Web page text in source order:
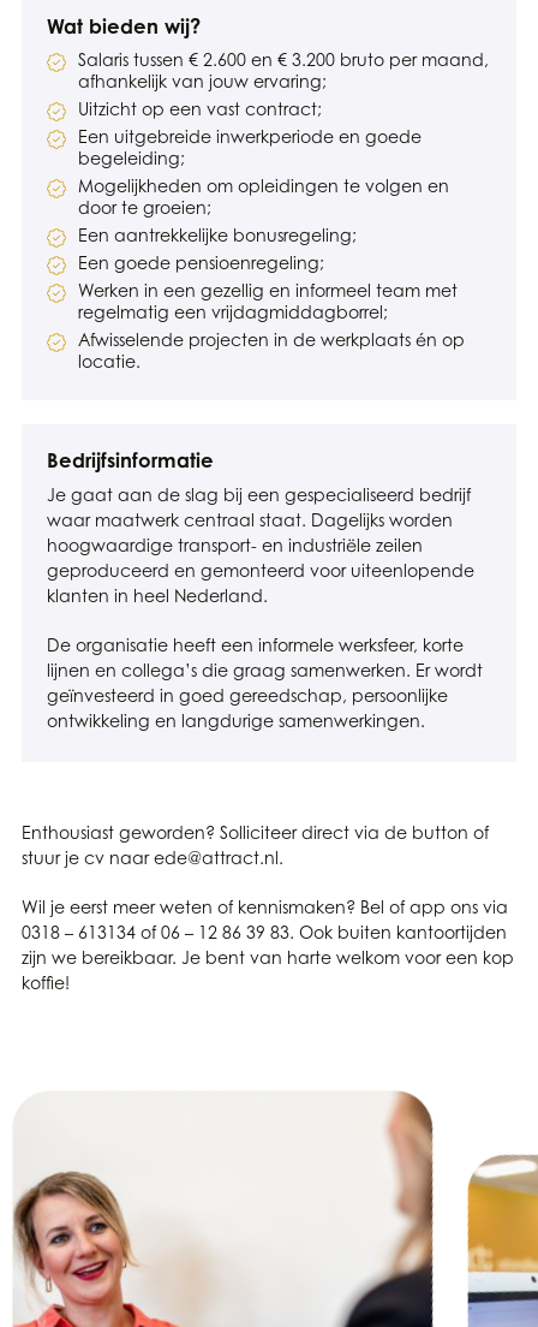
Wat bieden wij?
Salaris tussen € 2.600 en € 3.200 bruto per maand,
afhankelijk van jouw ervaring;
Uitzicht op een vast contract;
Een uitgebreide inwerkperiode en goede
begeleiding;
Mogelijkheden om opleidingen te volgen en
door te groeien;
Een aantrekkelijke bonusregeling;
Een goede pensioenregeling;
Werken in een gezellig en informeel team met
regelmatig een vrijdagmiddagborrel;
Afwisselende projecten in de werkplaats én op
locatie.
Bedrijfsinformatie
Je gaat aan de slag bij een gespecialiseerd bedrijf
waar maatwerk centraal staat. Dagelijks worden
hoogwaardige transport- en industriële zeilen
geproduceerd en gemonteerd voor uiteenlopende
klanten in heel Nederland.
De organisatie heeft een informele werksfeer, korte
lijnen en collega’s die graag samenwerken. Er wordt
geïnvesteerd in goed gereedschap, persoonlijke
ontwikkeling en langdurige samenwerkingen.
Enthousiast geworden? Solliciteer direct via de button of
stuur je cv naar ede@attract.nl.
Wil je eerst meer weten of kennismaken? Bel of app ons via
0318 – 613134 of 06 – 12 86 39 83. Ook buiten kantoortijden
zijn we bereikbaar. Je bent van harte welkom voor een kop
koffie!